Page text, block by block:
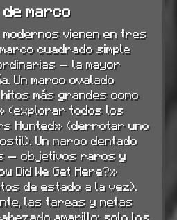
marco
vienen en tres
cuadrado simple
— la mayor
Un marco ovalado
más grandes como
(explorar todos los
Hunted» (derrotar uno
Un marco dentado
— objetivos raros y
Did We Get Here?»
de estado a la vez).
las tareas y metas
amarillo; solo los